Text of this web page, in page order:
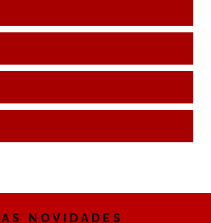
NOVIDADES